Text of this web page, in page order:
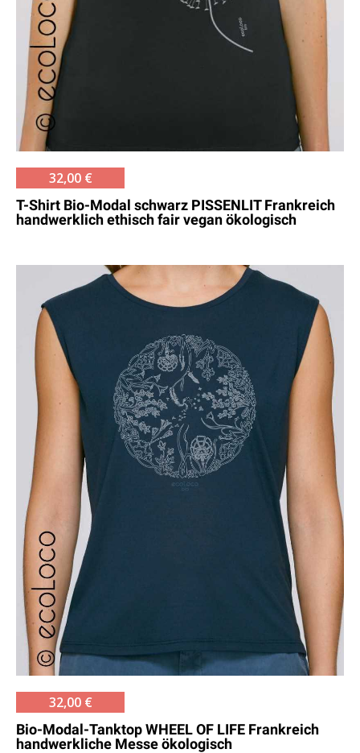
32,00 €
T-Shirt Bio-Modal schwarz PISSENLIT Frankreich
handwerklich ethisch fair vegan ökologisch
32,00 €
Bio-Modal-Tanktop WHEEL OF LIFE Frankreich
handwerkliche Messe ökologisch